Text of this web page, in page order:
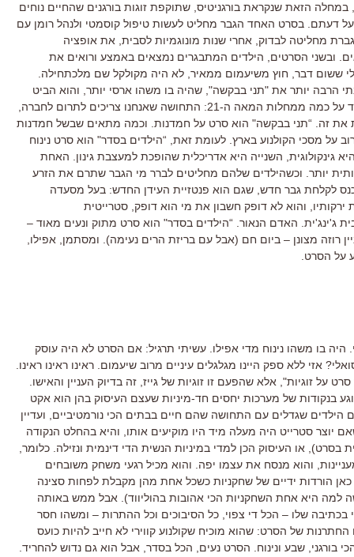
הזאת שנקראת בורגניטיס, שתוקפת זוגות בורגנים שהחיים נוחים
דעתם. בסרט האחד הגבר מחליט לעשות טיפול קוסמטי ולנהל רומן עם
מחליטה לבדוק, אחרי שנות מונוגמיות לסבית, את אופציה
ובשני הסרטים, הילדים המתבגרים נמצאים באמצע ורואים את
ששום דבר, חוץ משיעמום ממאיר, לא היה מקולקל שם מלכתחילה.
הרבה יותר את "תני בבקשה", שהיה בו משהו ארסי יותר, והוא הביט
במבט נוקב, ציני וערמומי מאוד על כמה ממחלות המאה ה-21: התחושה שאנחנו צריכים לתרום לחברה,
את זה. “תני בבקשה" הוא סרט על חמדנות. וכמה מתאים שבשל חמדנות
על מסכי הקולנוע בארץ. לעומת זאת, “הילדים בסדר" הוא סרט נינוח
גינקולוגית, השנייה היא אדריכלית שהופכת למעצבת גינון. האחת
יותר. וכשהילדים שלהם מחליטים לברר מי הגבר שתרם את הזרע
לקלחת גבר חדש, שגם הוא פנטזיית העידן החדש: בעל מסעדה
והוא לא דופק חשבון את מי הוא דופק, סטרייטית
ג'ינג'ית. האדם הנאור. “הילדים בסדר" הוא סרט מתוק ונעים מאוד –
רוזה מצונן – ביום חם (אבל עם בריזת הרים נעימה). ומסתמן, אפילו,
על הסרט.
בו משהו נינוח מדי אפילו. עשיתי תרגיל: אם הסרט לא היה עוסק
אזי ללא ספק היינו מגלגלים עיניים מרוב שיעמום. ראינו ראינו ראינו.
על זוגיות", אלא שהפעם זו זוגיות של גייז, זה בדיוק העניין והאישו.
בנקודות של מערכות יחסים חד-מיניות שעצם העיסוק בהן הוא אקט
הילדים שגדלים עם התחושה שהם חיים בבתים הכי נורמטיביים, ועדיין
סטרייט היה מעלה מיד היו מוקיעים אותו, והיא בהחלט הנקודה
בסרט), או העיסוק הכן למדי במיניות הנשית הדי דינמית ונזילה. כלומר,
והוא מנסח את עצמו יפה. והוא מכיל רגעי משחק משובחים
כאן הורדות ידיים של שחקניות כשכל אחת מהן מקבלת לפחות סצינה
היא אחת השחקניות הכי אהובות בהוליווד). אבל ממש באותה
שלו – הכל די צפוי, כל הסיבוכים וכל ההתרות – ומשהו חסר
החתרנות של הסרט: שהוא מוכיח שקולנוע קווירי לא חייב להיות כועס
בורגני, שבע ונינוח. הסרט נעים, הכל בסדר, אבל הוא גם נדוש להחריד.